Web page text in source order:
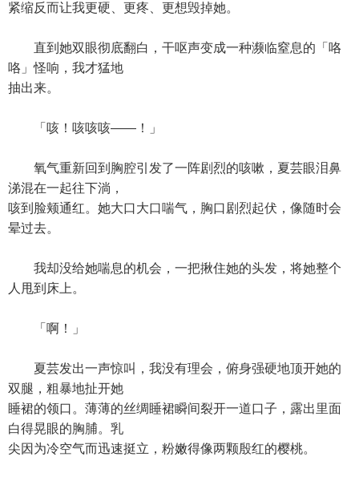
紧缩反而让我更硬、更疼、更想毁掉她。
直到她双眼彻底翻白，干呕声变成一种濒临窒息的「咯
咯」怪响，我才猛地
抽出来。
「咳！咳咳咳——！」
氧气重新回到胸腔引发了一阵剧烈的咳嗽，夏芸眼泪鼻
涕混在一起往下淌，
咳到脸颊通红。她大口大口喘气，胸口剧烈起伏，像随时会
晕过去。
我却没给她喘息的机会，一把揪住她的头发，将她整个
人甩到床上。
「啊！」
夏芸发出一声惊叫，我没有理会，俯身强硬地顶开她的
双腿，粗暴地扯开她
睡裙的领口。薄薄的丝绸睡裙瞬间裂开一道口子，露出里面
白得晃眼的胸脯。乳
尖因为冷空气而迅速挺立，粉嫩得像两颗殷红的樱桃。